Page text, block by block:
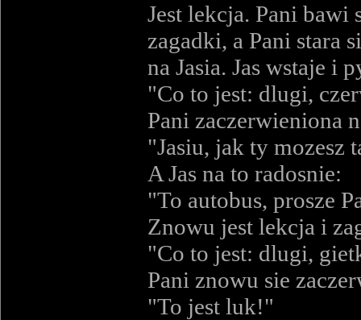
Jest lekcja. Pani
zagadki, a Pani stara
na Jasia. Jas wstaje i
"Co to jest: dlugi,
Pani zaczerwieniona
"Jasiu, jak ty mozesz
A Jas na to radosnie:
"To autobus, prosze
Znowu jest lekcja i
"Co to jest: dlugi,
Pani znowu sie
"To jest luk!"